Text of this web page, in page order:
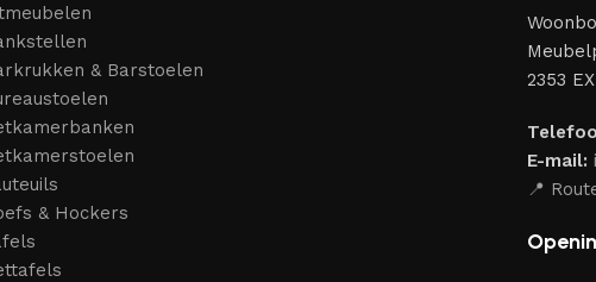
& Barstoelen
& Hockers
2353
E-mail:
📍